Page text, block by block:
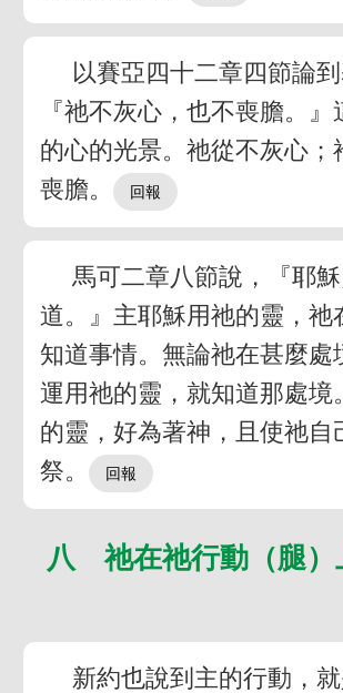
以賽亞四十二章四節論到
『祂不灰心，也不喪膽。』
的心的光景。祂從不灰心；
喪膽。
馬可二章八節說，『耶
道。』主耶穌用祂的靈，祂
知道事情。無論祂在甚麼處
運用祂的靈，就知道那處境
的靈，好為著神，且使祂自
祭。
八 祂在祂行動（腿）
新約也說到主的行動，